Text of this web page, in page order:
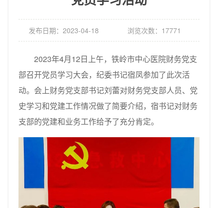
发布日期：2023-04-18 浏览次数：17771
2023年4月12日上午，铁岭市中心医院财务党支
部召开党员学习大会，纪委书记宿凤参加了此次活
动。会上财务党支部书记刘蕾对财务党支部人员、党
史学习和党建工作情况做了简要介绍，宿书记对财务
支部的党建和业务工作给予了充分肯定。